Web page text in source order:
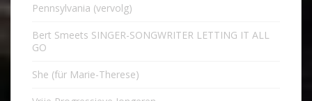
Pennsylvania (vervolg)
Bert Smeets SINGER-SONGWRITER LETTING IT ALL
GO
She (für Marie-Therese)